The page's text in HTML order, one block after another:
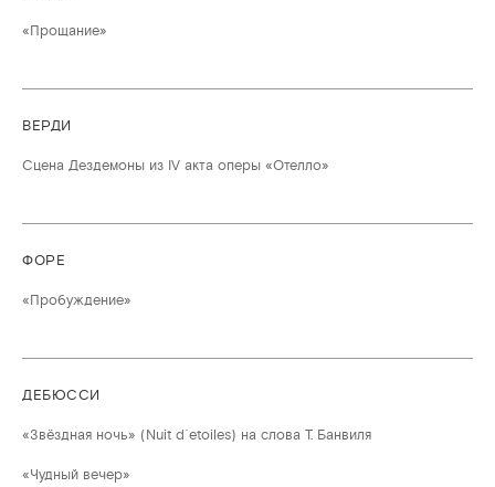
«Прощание»
ВЕРДИ
Сцена Дездемоны из IV акта оперы «Отелло»
ФОРЕ
«Пробуждение»
ДЕБЮССИ
«Звёздная ночь» (Nuit d`еtoiles) на слова Т. Банвиля
«Чудный вечер»